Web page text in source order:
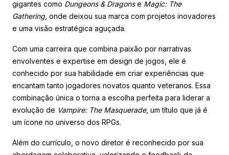
gigantes como Dungeons & Dragonse Magic: The
Gathering, onde deixou sua marca com projetos inovadores
e uma visão estratégica aguçada.
Com uma carreira que combina paixão por narrativas
envolventes e expertise em design de jogos, ele é
conhecido por sua habilidade em criar experiências que
encantam tanto jogadores novatos quanto veteranos. Essa
combinação única o torna a escolha perfeita para liderar a
evolução de Vampire: The Masquerade, um título que já é
um ícone no universo dos RPGs.
Além do currículo, o novo diretor é reconhecido por sua